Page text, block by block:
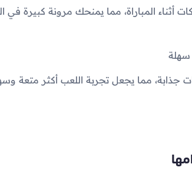
أثناء المباراة، مما يمنحك مرونة كبيرة في
جذابة، مما يجعل تجربة اللعب أكثر متعة